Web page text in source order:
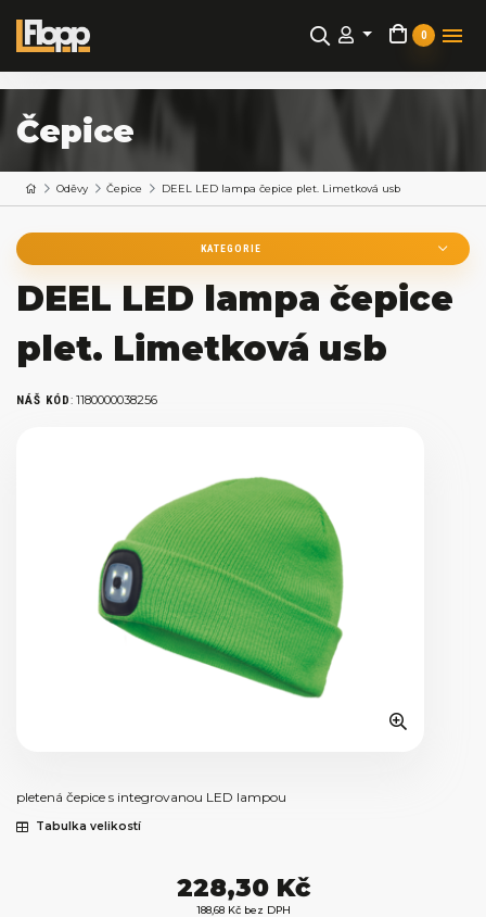
0
Čepice
Oděvy Čepice DEEL LED lampa čepice plet. Limetková usb
KATEGORIE
DEEL LED lampa čepice
plet. Limetková usb
NÁŠ KÓD: 1180000038256
pletená čepice s integrovanou LED lampou
Tabulka velikostí
228,30 Kč
188,68 Kč bez DPH